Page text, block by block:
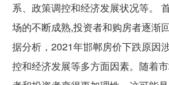
系、政策调控和经济发展状况等。
场的不断成熟,投资者和购房者逐渐
据分析，2021年邯郸房价下跌原因
控和经济发展等多方面因素。随着